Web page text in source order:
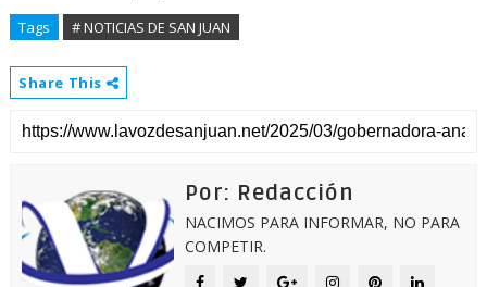
Tags # NOTICIAS DE SAN JUAN
Share This
Por: Redacción
NACIMOS PARA INFORMAR, NO PARA
COMPETIR.